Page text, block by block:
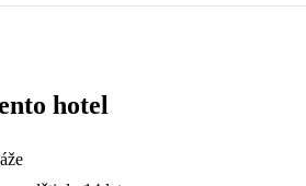
hotel